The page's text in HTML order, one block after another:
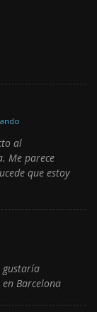
al
Me parece
que estoy
gustaría
Barcelona